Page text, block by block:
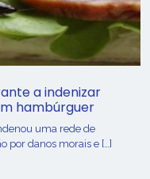
a indenizar
hambúrguer
uma rede de
por danos morais e […]